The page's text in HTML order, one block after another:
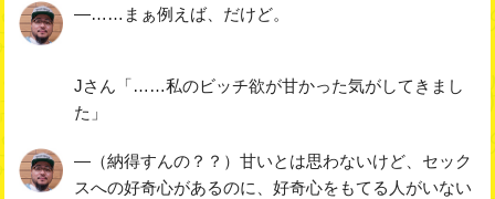
―……まぁ例えば、だけど。
Jさん「……私のビッチ欲が甘かった気がしてきまし
た」
―（納得すんの？？）甘いとは思わないけど、セック
スへの好奇心があるのに、好奇心をもてる人がいない